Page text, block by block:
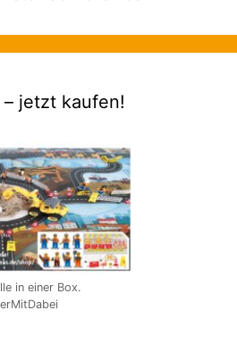
jetzt kaufen!
in einer Box.